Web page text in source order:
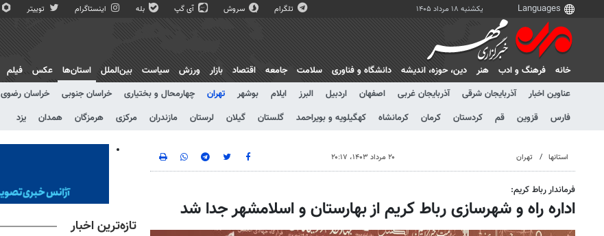
یکشنبه ۱۸ مرداد ۱۴۰۵ تلگرام سروش آی گپ بله اینستاگرام توییتر
خانه فرهنگ و ادب هنر دين، حوزه، انديشه دانشگاه و فناوری سلامت جامعه اقتصاد بازار ورزش سیاست بین‌الملل
استان‌ها
عناوین اخبار
آذربایجان شرقی آذربایجان غربی اصفهان اردبیل البرز ایلام بوشهر تهران چهارمحال و بختیاری خراسان جنوبی خراسان رضوی
فارس
قزوین قم کردستان کرمان کرمانشاه کهگیلویه و بویراحمد گلستان گیلان لرستان مازندران مرکزی هرمزگان همدان یزد
عکس فیلم
استانها تهران ۲۰ مرداد ۱۴۰۳، ۲۰:۱۷
فرماندار رباط کریم:
اداره راه و شهرسازی رباط کریم از بهارستان و اسلامشهر جدا شد
تازه‌ترین اخبار